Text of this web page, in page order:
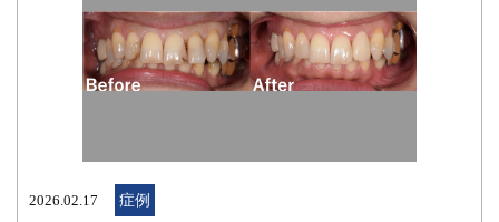
おります。 もう1つは、インプラントが問題なく機能し始める
と、その分強く噛めるようになってくることです。インプラン
トは強いので問題ないのですが、年齢と共に歯のほうも弱くな
ってきますので、インプラントと噛み合う側の、神経のない歯
ことがございましたら、どんな些細なことでもどうぞお気軽に
2026.02.17 症例